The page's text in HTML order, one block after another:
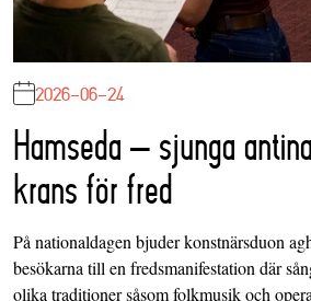
2026-06-24
Hamseda – sjunga
krans för fred
På nationaldagen bjuder konstnärsduon
besökarna till en fredsmanifestation där
olika traditioner såsom folkmusik och